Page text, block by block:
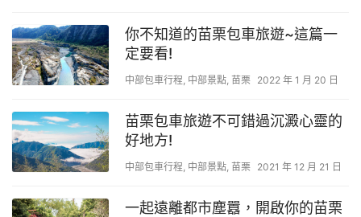
你不知道的苗栗包車旅遊~這篇一
定要看!
中部包車行程 中部景點 苗栗 2022 年 1 月 20 日
苗栗包車旅遊不可錯過沉澱心靈的
好地方!
中部包車行程 中部景點 苗栗 2021 年 12 月 21 日
一起遠離都市塵囂，開啟你的苗栗